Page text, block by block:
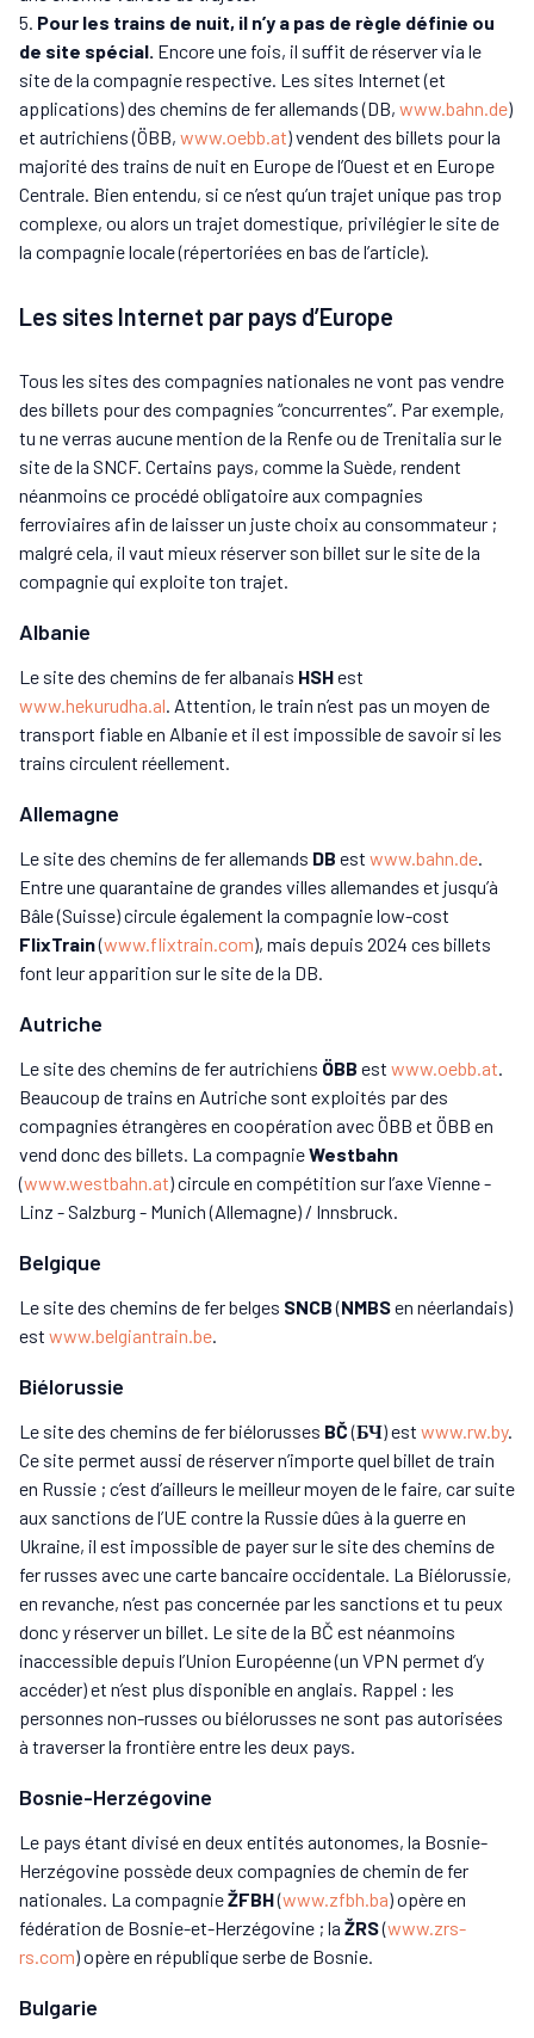
Pour les trains de nuit, il n’y a pas de règle définie ou
de site spécial. Encore une fois, il suffit de réserver via le
site de la compagnie respective. Les sites Internet (et
applications) des chemins de fer allemands (DB, www.bahn.de)
et autrichiens (ÖBB, www.oebb.at) vendent des billets pour la
majorité des trains de nuit en Europe de l’Ouest et en Europe
Centrale. Bien entendu, si ce n’est qu’un trajet unique pas trop
complexe, ou alors un trajet domestique, privilégier le site de
la compagnie locale (répertoriées en bas de l’article).
Les sites Internet par pays d’Europe
Tous les sites des compagnies nationales ne vont pas vendre
des billets pour des compagnies “concurrentes”. Par exemple,
tu ne verras aucune mention de la Renfe ou de Trenitalia sur le
site de la SNCF. Certains pays, comme la Suède, rendent
néanmoins ce procédé obligatoire aux compagnies
ferroviaires afin de laisser un juste choix au consommateur ;
malgré cela, il vaut mieux réserver son billet sur le site de la
compagnie qui exploite ton trajet.
Albanie
Le site des chemins de fer albanais HSHest
www.hekurudha.al. Attention, le train n’est pas un moyen de
transport fiable en Albanie et il est impossible de savoir si les
trains circulent réellement.
Allemagne
Le site des chemins de fer allemands DB est www.bahn.de.
Entre une quarantaine de grandes villes allemandes et jusqu’à
Bâle (Suisse) circule également la compagnie low-cost
FlixTrain(www.flixtrain.com), mais depuis 2024 ces billets
font leur apparition sur le site de la DB.
Autriche
Le site des chemins de fer autrichiens ÖBB est www.oebb.at.
Beaucoup de trains en Autriche sont exploités par des
compagnies étrangères en coopération avec ÖBB et ÖBB en
vend donc des billets. La compagnieWestbahn
(www.westbahn.at) circule en compétition sur l’axe Vienne -
Linz - Salzburg - Munich (Allemagne) / Innsbruck.
Belgique
Le site des chemins de fer belges SNCB(NMBSen néerlandais)
est www.belgiantrain.be.
Biélorussie
Le site des chemins de fer biélorusses BČ(БЧ) est www.rw.by.
Ce site permet aussi de réserver n’importe quel billet de train
en Russie ; c’est d’ailleurs le meilleur moyen de le faire, car suite
aux sanctions de l’UE contre la Russie dûes à la guerre en
Ukraine, il est impossible de payer sur le site des chemins de
fer russes avec une carte bancaire occidentale. La Biélorussie,
en revanche, n’est pas concernée par les sanctions et tu peux
donc y réserver un billet. Le site de la BČ est néanmoins
inaccessible depuis l’Union Européenne (un VPN permet d’y
accéder) et n’est plus disponible en anglais. Rappel : les
personnes non-russes ou biélorusses ne sont pas autorisées
à traverser la frontière entre les deux pays.
Bosnie-Herzégovine
Le pays étant divisé en deux entités autonomes, la Bosnie-
Herzégovine possède deux compagnies de chemin de fer
nationales. La compagnieŽFBH(www.zfbh.ba) opère en
fédération de Bosnie-et-Herzégovine ; la ŽRS(www.zrs-
rs.com) opère en république serbe de Bosnie.
Bulgarie